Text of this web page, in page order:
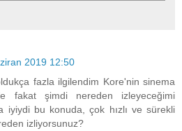
2019 12:50
fazla ilgilendim Kore'nin sinema
fakat şimdi nereden izleyeceğimi
iyiydi bu konuda, çok hızlı ve sürekli
izliyorsunuz?